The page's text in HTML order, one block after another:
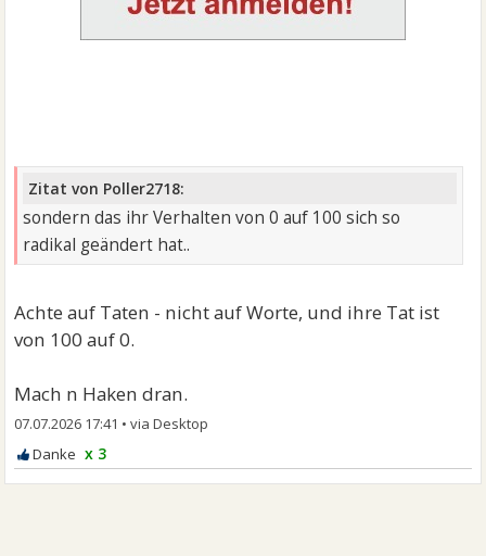
Zitat von Poller2718:
sondern das ihr Verhalten von 0 auf 100 sich so
radikal geändert hat..
Achte auf Taten - nicht auf Worte, und ihre Tat ist
von 100 auf 0.
Mach n Haken dran.
07.07.2026 17:41 •
x 3